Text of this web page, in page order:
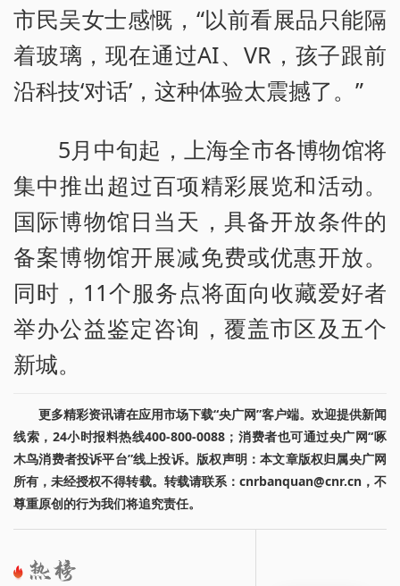
市民吴女士感慨，“以前看展品只能隔
着玻璃，现在通过AI、VR，孩子跟前
沿科技‘对话’，这种体验太震撼了。”
5月中旬起，上海全市各博物馆将
集中推出超过百项精彩展览和活动。
国际博物馆日当天，具备开放条件的
备案博物馆开展减免费或优惠开放。
同时，11个服务点将面向收藏爱好者
举办公益鉴定咨询，覆盖市区及五个
新城。
更多精彩资讯请在应用市场下载“央广网”客户端。欢迎提供新闻
线索，24小时报料热线400-800-0088；消费者也可通过央广网“啄
木鸟消费者投诉平台”线上投诉。版权声明：本文章版权归属央广网
所有，未经授权不得转载。转载请联系：cnrbanquan@cnr.cn，不
尊重原创的行为我们将追究责任。